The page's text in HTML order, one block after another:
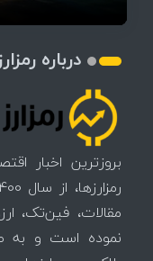
درباره
بروزترین اخبار
مقالات، فین‌تک،
نموده است و به